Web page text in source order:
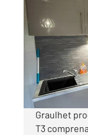
, 3
Ref : 13797
par mois
Graulhet
T3